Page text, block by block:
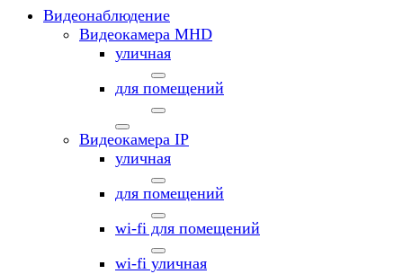
Видеонаблюдение
Видеокамера MНD
уличная
для помещений
Видеокамера IP
уличная
для помещений
wi-fi для помещений
wi-fi уличная